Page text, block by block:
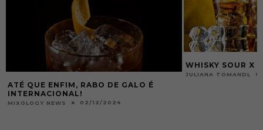
WHISKY SOUR X VINHO SOUR